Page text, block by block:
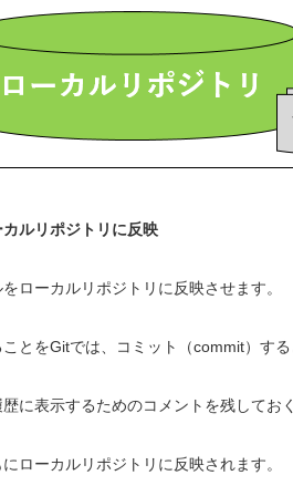
ルリポジトリに反映
ローカルリポジトリに反映させます。
とをGitでは、コミット（commit）する
に表示するためのコメントを残してお
ローカルリポジトリに反映されます。